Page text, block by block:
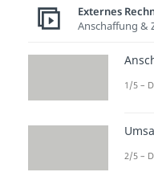
Externes
Anschaffung &
1/5 –
2/5 –